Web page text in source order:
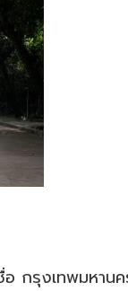
อ กรุงเทพมหาน